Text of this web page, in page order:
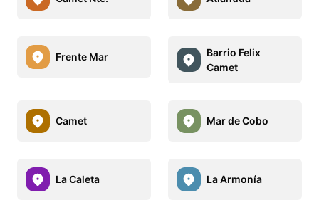
Frente Mar
Barrio Felix
Camet
Camet Mar de Cobo
La Caleta La Armonía